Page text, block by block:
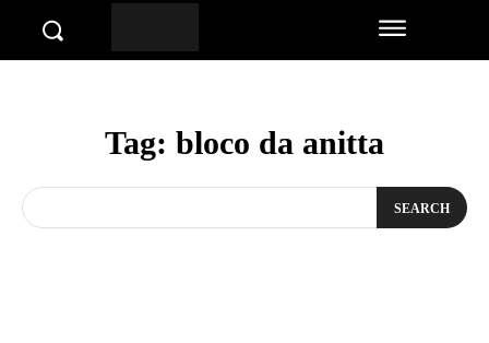
Tag: bloco da anitta
SEARCH